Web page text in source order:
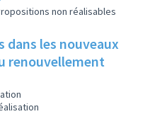
non réalisables
renouvellement